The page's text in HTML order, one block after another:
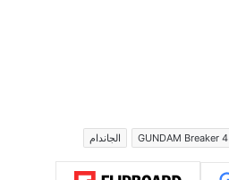
GUNDAM Breaker 4 الجاندام